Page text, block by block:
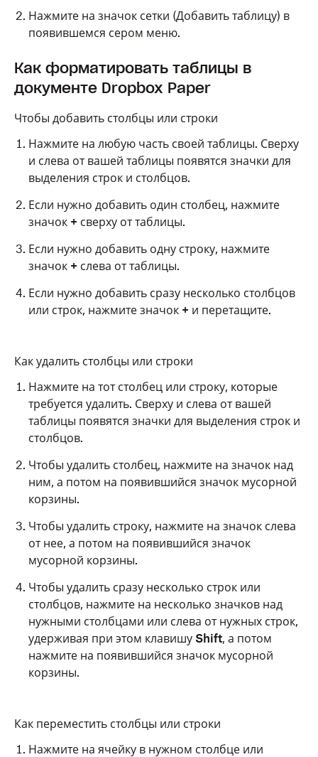
Нажмите на значок сетки (Добавить таблицу) в
появившемся сером меню.
Как форматировать таблицы в
документе Dropbox Paper
Чтобы добавить столбцы или строки
Нажмите на любую часть своей таблицы. Сверху
и слева от вашей таблицы появятся значки для
выделения строк и столбцов.
Если нужно добавить один столбец, нажмите
значок + сверху от таблицы.
Если нужно добавить одну строку, нажмите
значок + слева от таблицы.
Если нужно добавить сразу несколько столбцов
или строк, нажмите значок + и перетащите.
Как удалить столбцы или строки
Нажмите на тот столбец или строку, которые
требуется удалить. Сверху и слева от вашей
таблицы появятся значки для выделения строк и
столбцов.
Чтобы удалить столбец, нажмите на значок над
ним, а потом на появившийся значок мусорной
корзины.
Чтобы удалить строку, нажмите на значок слева
от нее, а потом на появившийся значок
мусорной корзины.
Чтобы удалить сразу несколько строк или
столбцов, нажмите на несколько значков над
нужными столбцами или слева от нужных строк,
удерживая при этом клавишу Shift, а потом
нажмите на появившийся значок мусорной
корзины.
Как переместить столбцы или строки
Нажмите на ячейку в нужном столбце или